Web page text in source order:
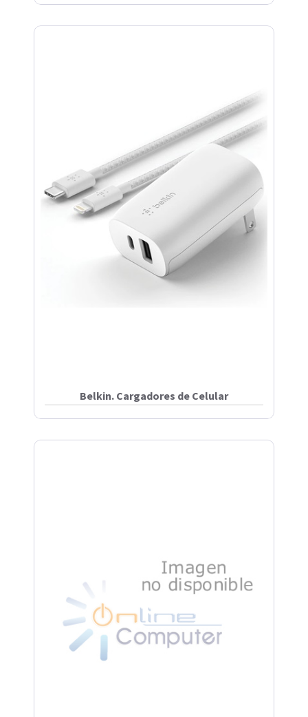
Belkin. Cargadores de Celular